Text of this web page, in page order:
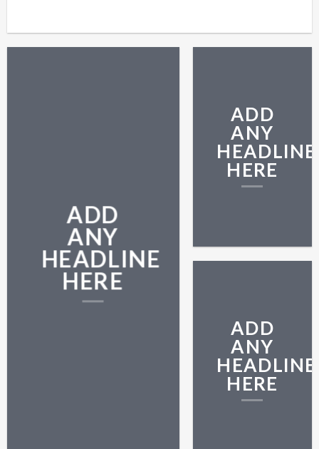
ADD
ANY
HEADLINE
HERE
ADD
ANY
HEADLINE
HERE
ADD
ANY
HEADLINE
HERE